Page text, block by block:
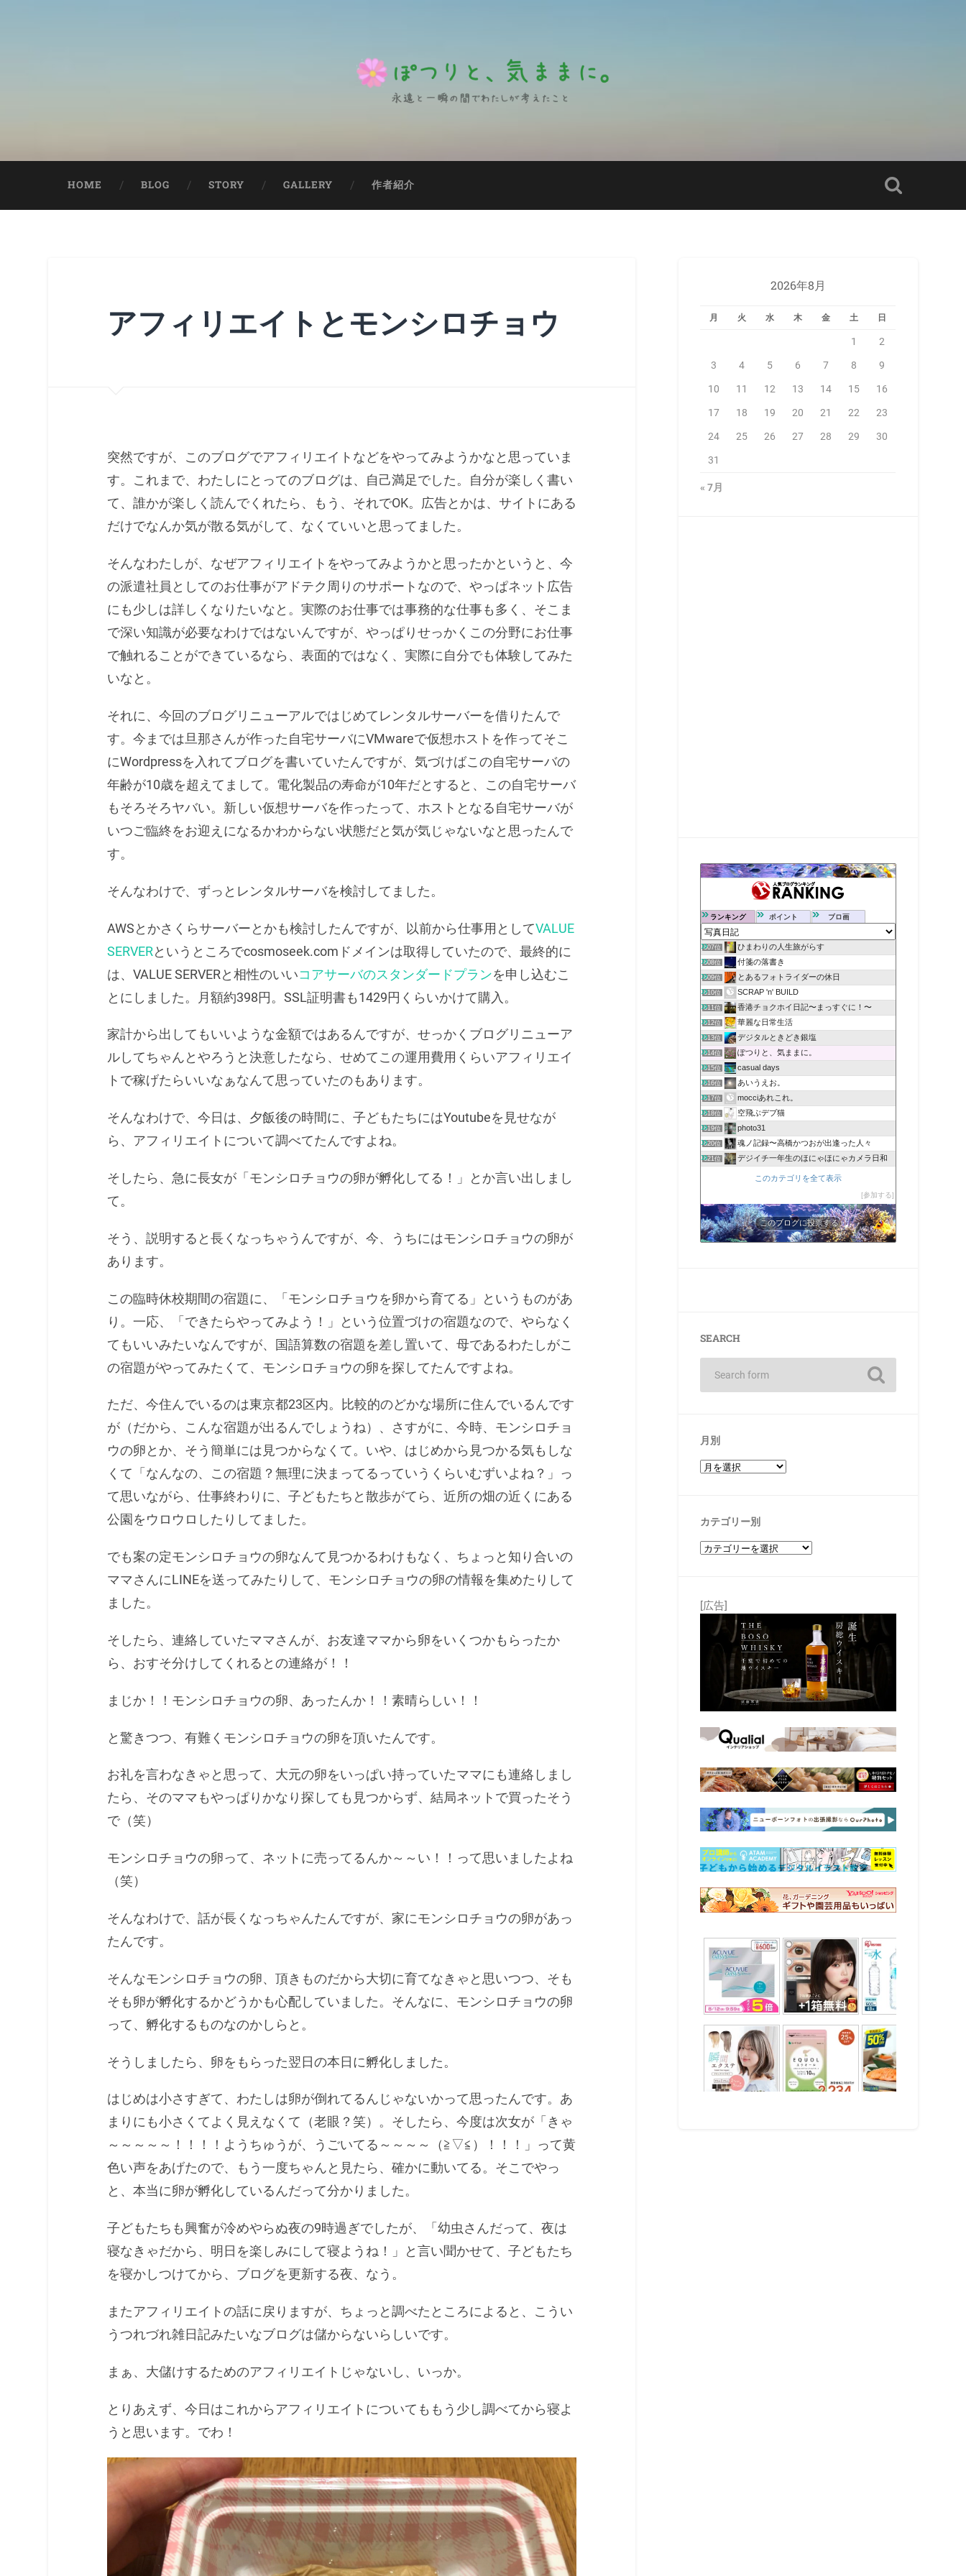
HOME BLOG STORY GALLERY 作者紹介
アフィリエイトとモンシロチョウ
突然ですが、このブログでアフィリエイトなどをやってみようかなと思っていま
す。これまで、わたしにとってのブログは、自己満足でした。自分が楽しく書い
て、誰かが楽しく読んでくれたら、もう、それでOK。広告とかは、サイトにある
だけでなんか気が散る気がして、なくていいと思ってました。
そんなわたしが、なぜアフィリエイトをやってみようかと思ったかというと、今
の派遣社員としてのお仕事がアドテク周りのサポートなので、やっぱネット広告
にも少しは詳しくなりたいなと。実際のお仕事では事務的な仕事も多く、そこま
で深い知識が必要なわけではないんですが、やっぱりせっかくこの分野にお仕事
で触れることができているなら、表面的ではなく、実際に自分でも体験してみた
いなと。
それに、今回のブログリニューアルではじめてレンタルサーバーを借りたんで
す。今までは旦那さんが作った自宅サーバにVMwareで仮想ホストを作ってそこ
にWordpressを入れてブログを書いていたんですが、気づけばこの自宅サーバの
年齢が10歳を超えてまして。電化製品の寿命が10年だとすると、この自宅サーバ
もそろそろヤバい。新しい仮想サーバを作ったって、ホストとなる自宅サーバが
いつご臨終をお迎えになるかわからない状態だと気が気じゃないなと思ったんで
す。
そんなわけで、ずっとレンタルサーバを検討してました。
AWSとかさくらサーバーとかも検討したんですが、以前から仕事用としてVALUE
SERVERというところでcosmoseek.comドメインは取得していたので、最終的に
は、VALUE SERVERと相性のいいコアサーバのスタンダードプランを申し込むこ
とにしました。月額約398円。SSL証明書も1429円くらいかけて購入。
家計から出してもいいような金額ではあるんですが、せっかくブログリニューア
ルしてちゃんとやろうと決意したなら、せめてこの運用費用くらいアフィリエイ
トで稼げたらいいなぁなんて思っていたのもあります。
そんなわけで、今日は、夕飯後の時間に、子どもたちにはYoutubeを見せなが
ら、アフィリエイトについて調べてたんですよね。
そしたら、急に長女が「モンシロチョウの卵が孵化してる！」とか言い出しまし
て。
そう、説明すると長くなっちゃうんですが、今、うちにはモンシロチョウの卵が
あります。
この臨時休校期間の宿題に、「モンシロチョウを卵から育てる」というものがあ
り。一応、「できたらやってみよう！」という位置づけの宿題なので、やらなく
てもいいみたいなんですが、国語算数の宿題を差し置いて、母であるわたしがこ
の宿題がやってみたくて、モンシロチョウの卵を探してたんですよね。
ただ、今住んでいるのは東京都23区内。比較的のどかな場所に住んでいるんです
が（だから、こんな宿題が出るんでしょうね）、さすがに、今時、モンシロチョ
ウの卵とか、そう簡単には見つからなくて。いや、はじめから見つかる気もしな
くて「なんなの、この宿題？無理に決まってるっていうくらいむずいよね？」っ
て思いながら、仕事終わりに、子どもたちと散歩がてら、近所の畑の近くにある
公園をウロウロしたりしてました。
でも案の定モンシロチョウの卵なんて見つかるわけもなく、ちょっと知り合いの
ママさんにLINEを送ってみたりして、モンシロチョウの卵の情報を集めたりして
ました。
そしたら、連絡していたママさんが、お友達ママから卵をいくつかもらったか
ら、おすそ分けしてくれるとの連絡が！！
まじか！！モンシロチョウの卵、あったんか！！素晴らしい！！
と驚きつつ、有難くモンシロチョウの卵を頂いたんです。
お礼を言わなきゃと思って、大元の卵をいっぱい持っていたママにも連絡しまし
たら、そのママもやっぱりかなり探しても見つからず、結局ネットで買ったそう
で（笑）
モンシロチョウの卵って、ネットに売ってるんか～～い！！って思いましたよね
（笑）
そんなわけで、話が長くなっちゃんたんですが、家にモンシロチョウの卵があっ
たんです。
そんなモンシロチョウの卵、頂きものだから大切に育てなきゃと思いつつ、そも
そも卵が孵化するかどうかも心配していました。そんなに、モンシロチョウの卵
って、孵化するものなのかしらと。
そうしましたら、卵をもらった翌日の本日に孵化しました。
はじめは小さすぎて、わたしは卵が倒れてるんじゃないかって思ったんです。あ
まりにも小さくてよく見えなくて（老眼？笑）。そしたら、今度は次女が「きゃ
～～～～～！！！！ようちゅうが、うごいてる～～～～（≧▽≦）！！！」って黄
色い声をあげたので、もう一度ちゃんと見たら、確かに動いてる。そこでやっ
と、本当に卵が孵化しているんだって分かりました。
子どもたちも興奮が冷めやらぬ夜の9時過ぎでしたが、「幼虫さんだって、夜は
寝なきゃだから、明日を楽しみにして寝ようね！」と言い聞かせて、子どもたち
を寝かしつけてから、ブログを更新する夜、なう。
またアフィリエイトの話に戻りますが、ちょっと調べたところによると、こうい
うつれづれ雑日記みたいなブログは儲からないらしいです。
まぁ、大儲けするためのアフィリエイトじゃないし、いっか。
とりあえず、今日はこれからアフィリエイトについてももう少し調べてから寝よ
うと思います。でわ！
2026年8月
月 火 水 木 金 土 日
1 2
3 4 5 6 7 8 9
10 11 12 13 14 15 16
17 18 19 20 21 22 23
24 25 26 27 28 29 30
31
« 7月
ランキング ポイント ブロ画
607位 ひまわりの人生旅がらす
608位 付箋の落書き
609位 とあるフォトライダーの休日
610位 SCRAP 'n' BUILD
611位 香港チョクホイ日記〜まっすぐに！〜
612位 華麗な日常生活
613位 デジタルときどき銀塩
614位 ぽつりと、気ままに。
615位 casual days
616位 あいうえお。
617位 mocciあれこれ。
618位 空飛ぶデブ猫
619位 photo31
620位 魂ノ記録〜高橋かつおが出逢った人々
621位 デジイチ一年生のほにゃほにゃカメラ日和
このカテゴリを全て表示
参加する
このブログに投票する
SEARCH
月別
カテゴリー別
[広告]